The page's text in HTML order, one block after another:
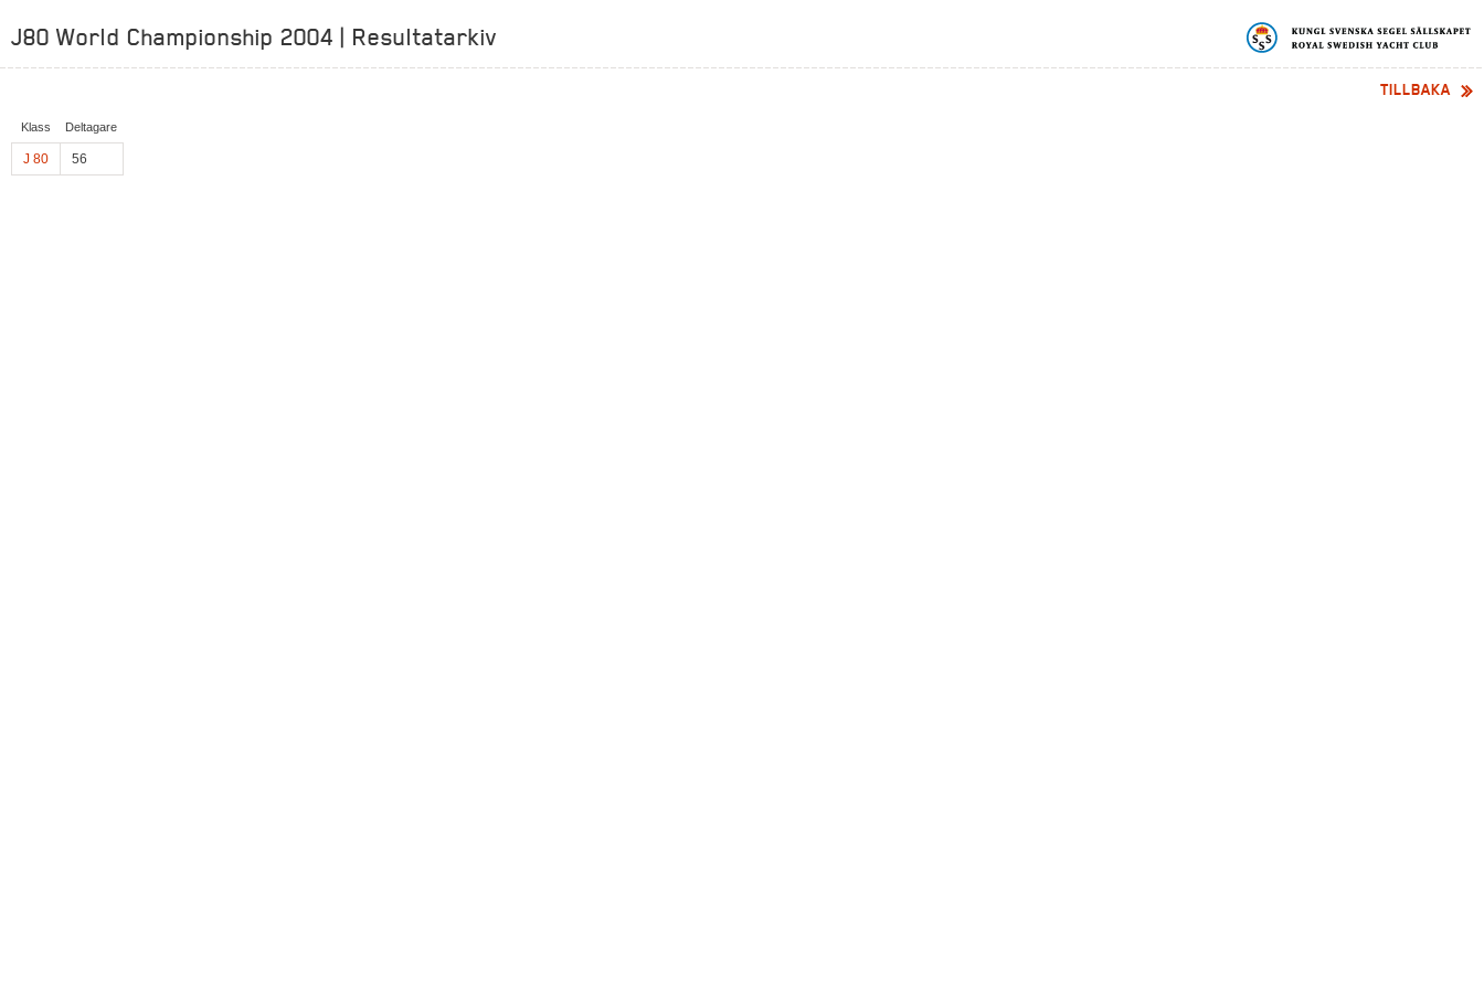
J80 World Championship 2004 | Resultatarkiv
TILLBAKA
Klass Deltagare
J 80 56